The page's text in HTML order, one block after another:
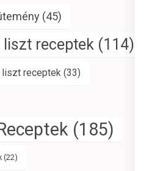
(45)
liszt receptek (114)
liszt receptek (33)
(185)
(22)